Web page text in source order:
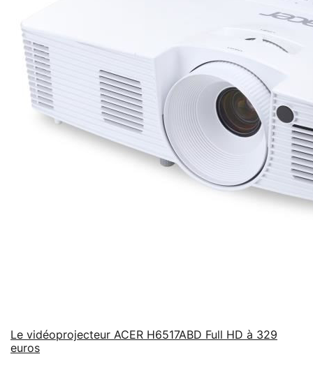
Le vidéoprojecteur ACER H6517ABD Full HD à 329
euros